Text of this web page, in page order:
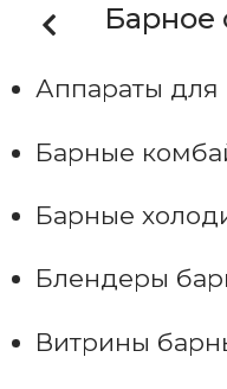
Барное
Аппараты для
Барные
Барные
Блендеры
Витрины